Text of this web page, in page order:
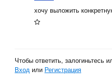
хочу выложить
Чтобы ответить, залогиньтесь
Вход или Регистрация